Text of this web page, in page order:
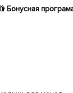
Бонусная